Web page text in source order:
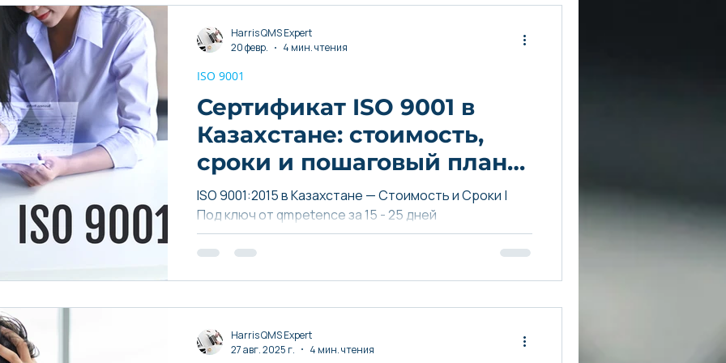
Сертификат ISO 9001 в
Казахстане: стоимость,
сроки и пошаговый план
для бизнеса
ISO 9001:2015 в Казахстане — Стоимость и Сроки |
Под ключ от qmpetence за 15 - 25 дней
ISO 9001
Harris QMS Expert
20 февр.
4 мин. чтения
Harris QMS Expert
27 авг. 2025 г.
4 мин. чтения